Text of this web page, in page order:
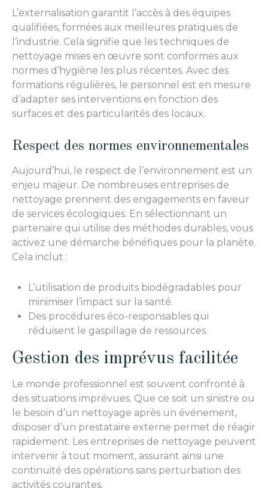
L’externalisation garantit l’accès à des équipes
qualifiées, formées aux meilleures pratiques de
l’industrie. Cela signifie que les techniques de
nettoyage mises en œuvre sont conformes aux
normes d’hygiène les plus récentes. Avec des
formations régulières, le personnel est en mesure
d’adapter ses interventions en fonction des
surfaces et des particularités des locaux.
Respect des normes environnementales
Aujourd’hui, le respect de l’environnement est un
enjeu majeur. De nombreuses entreprises de
nettoyage prennent des engagements en faveur
de services écologiques. En sélectionnant un
partenaire qui utilise des méthodes durables, vous
activez une démarche bénéfiques pour la planète.
Cela inclut :
L’utilisation de produits biodégradables pour
minimiser l’impact sur la santé.
Des procédures éco-responsables qui
réduisent le gaspillage de ressources.
Gestion des imprévus facilitée
Le monde professionnel est souvent confronté à
des situations imprévues. Que ce soit un sinistre ou
le besoin d’un nettoyage après un événement,
disposer d’un prestataire externe permet de réagir
rapidement. Les entreprises de nettoyage peuvent
intervenir à tout moment, assurant ainsi une
continuité des opérations sans perturbation des
activités courantes.